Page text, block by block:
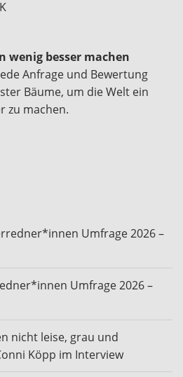
wenig besser machen
Anfrage und Bewertung
Bäume, um die Welt ein
zu machen.
Umfrage 2026 –
Umfrage 2026 –
nicht leise, grau und
Köpp im Interview